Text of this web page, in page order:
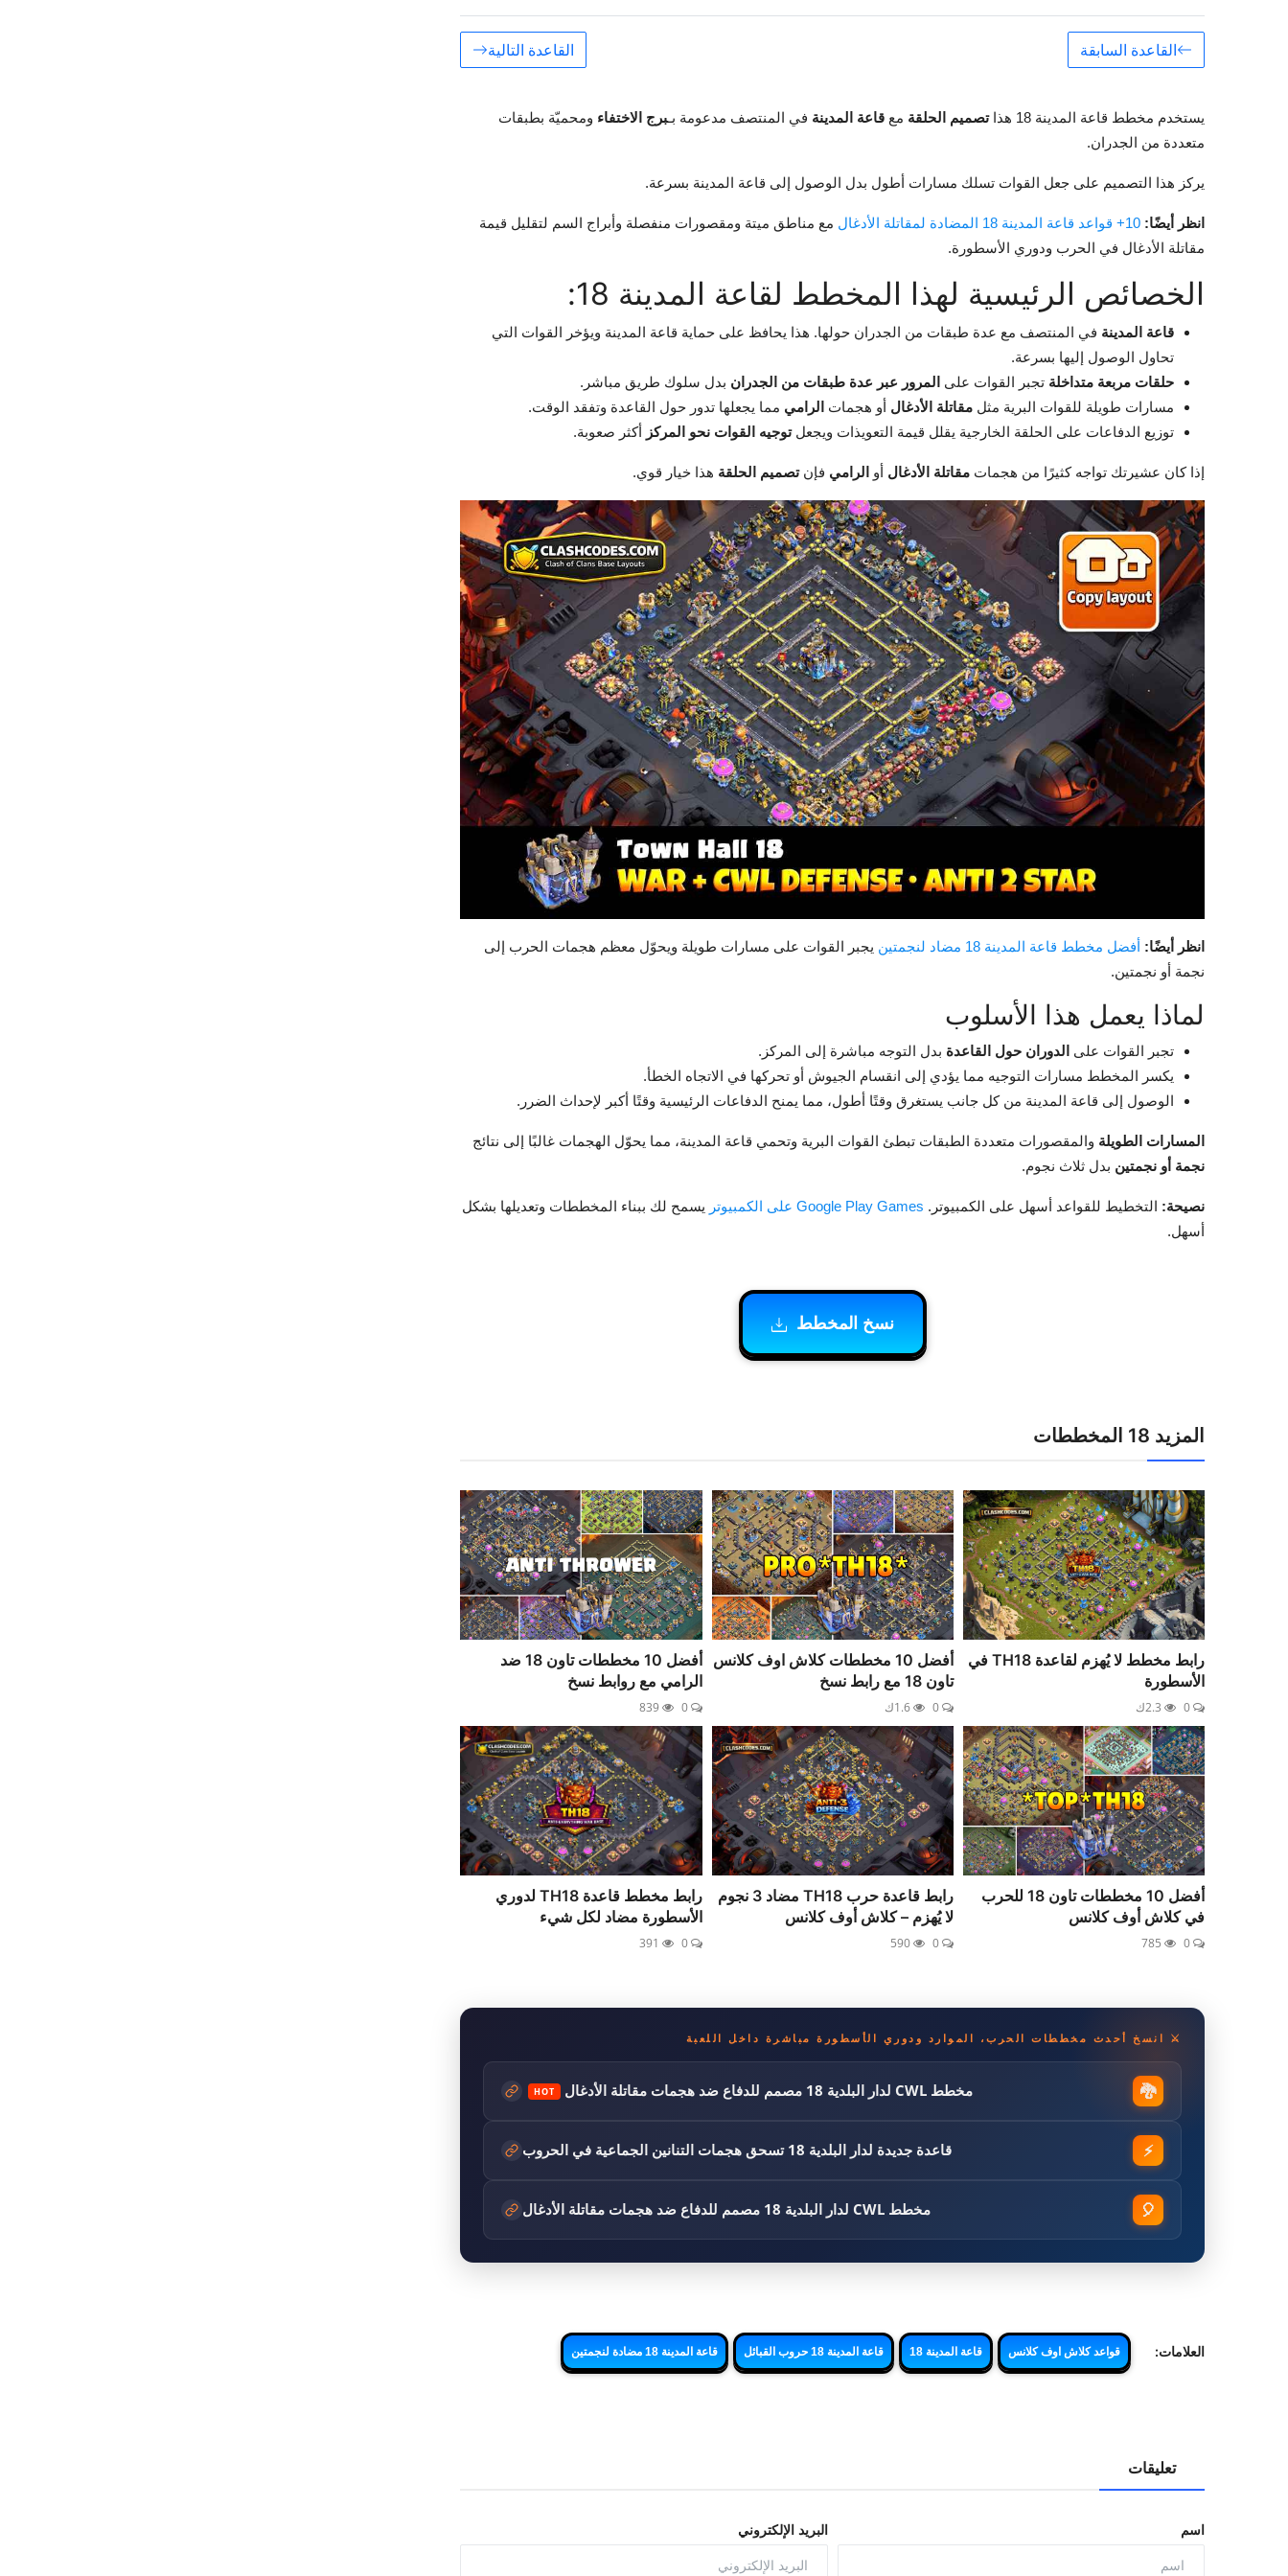
القاعدة السابقة القاعدة التالية
يستخدم مخطط قاعة المدينة 18 هذا تصميم الحلقة مع قاعة المدينة في المنتصف مدعومة بـبرج الاختفاء ومحميّة بطبقات
متعددة من الجدران.
يركز هذا التصميم على جعل القوات تسلك مسارات أطول بدل الوصول إلى قاعة المدينة بسرعة.
انظر أيضًا: 10+ قواعد قاعة المدينة 18 المضادة لمقاتلة الأدغال
مع مناطق ميتة ومقصورات منفصلة وأبراج السم لتقليل قيمة
مقاتلة الأدغال في الحرب ودوري الأسطورة.
الخصائص الرئيسية لهذا المخطط لقاعة المدينة 18:
قاعة المدينة في المنتصف مع عدة طبقات من الجدران حولها. هذا يحافظ على حماية قاعة المدينة ويؤخر القوات التي
تحاول الوصول إليها بسرعة.
حلقات مربعة متداخلة تجبر القوات على المرور عبر عدة طبقات من الجدران بدل سلوك طريق مباشر.
مسارات طويلة للقوات البرية مثل مقاتلة الأدغال أو هجمات الرامي مما يجعلها تدور حول القاعدة وتفقد الوقت.
توزيع الدفاعات على الحلقة الخارجية يقلل قيمة التعويذات ويجعلتوجيه القوات نحو المركز أكثر صعوبة.
إذا كان عشيرتك تواجه كثيرًا من هجمات مقاتلة الأدغال أو الرامي فإنتصميم الحلقة هذا خيار قوي.
انظر أيضًا: أفضل مخطط قاعة المدينة 18 مضاد لنجمتين
يجبر القوات على مسارات طويلة ويحوّل معظم هجمات الحرب إلى
نجمة أو نجمتين.
لماذا يعمل هذا الأسلوب
تجبر القوات على الدوران حول القاعدة بدل التوجه مباشرة إلى المركز.
يكسر المخطط مسارات التوجيه مما يؤدي إلى انقسام الجيوش أو تحركها في الاتجاه الخطأ.
الوصول إلى قاعة المدينة من كل جانب يستغرق وقتًا أطول، مما يمنح الدفاعات الرئيسية وقتًا أكبر لإحداث الضرر.
المسارات الطويلة والمقصورات متعددة الطبقات تبطئ القوات البرية وتحمي قاعة المدينة، مما يحوّل الهجمات غالبًا إلى نتائج
نجمة أو نجمتين بدل ثلاث نجوم.
نصيحة: التخطيط للقواعد أسهل على الكمبيوتر. Google Play Games على الكمبيوتر
يسمح لك ببناء المخططات وتعديلها بشكل
أسهل.
نسخ المخطط
المزيد 18 المخططات
رابط مخطط لا يُهزم لقاعدة TH18 في
الأسطورة
أفضل 10 مخططات كلاش اوف كلانس
تاون 18 مع رابط نسخ
0 1.6ك
أفضل 10 مخططات تاون 18 ضد
الرامي مع روابط نسخ
0
أفضل 10 مخططات تاون 18 للحرب
في كلاش أوف كلانس
رابط قاعدة حرب TH18 مضاد 3 نجوم
لا يُهزم – كلاش أوف كلانس
0
590
رابط مخطط قاعدة TH18 لدوري
الأسطورة مضاد لكل شيء
0
⚔️ انسخ أحدث مخططات الحرب، الموارد ودوري الأسطورة مباشرة داخل اللعبة
🐉 مخطط CWL لدار البلدية 18 مصمم للدفاع ضد هجمات مقاتلة الأدغال HOT
⚡ قاعدة جديدة لدار البلدية 18 تسحق هجمات التنانين الجماعية في الحروب
🎈 مخطط CWL لدار البلدية 18 مصمم للدفاع ضد هجمات مقاتلة الأدغال
العلامات: قواعد كلاش اوف كلانس قاعة المدينة 18 قاعة المدينة 18 حروب القبائل قاعة المدينة 18 مضادة لنجمتين
تعليقات
اسم البريد الإلكتروني